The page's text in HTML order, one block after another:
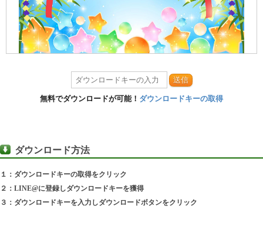
送信
無料でダウンロードが可能！ ダウンロードキーの取得
ダウンロード方法
１：ダウンロードキーの取得をクリック
２：LINE@に登録しダウンロードキーを獲得
３：ダウンロードキーを入力しダウンロードボタンをクリック